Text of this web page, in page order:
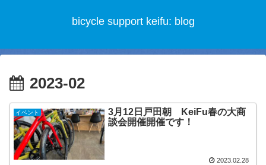
bicycle support keifu: blog
2023-02
イベント
3月12日戸田朝 KeiFu春の大商
談会開催開催です！
2023.02.28